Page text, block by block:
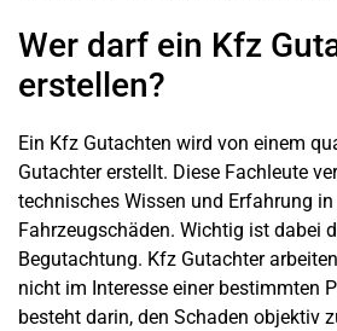
Wer darf ein Kfz
erstellen?
Ein Kfz Gutachten wird von einem
Gutachter erstellt. Diese Fachleute
technisches Wissen und Erfahrung
Fahrzeugschäden. Wichtig ist dabei
Begutachtung. Kfz Gutachter
nicht im Interesse einer bestimmten
besteht darin, den Schaden objektiv